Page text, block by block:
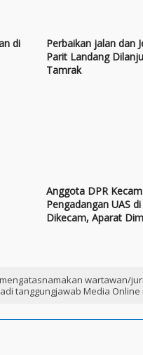
di
Perbaikan jalan dan
Parit Landang
Tamrak
Anggota DPR Kecam
Pengadangan UAS
Dikecam, Aparat
wartawan/
tanggungjawab Media